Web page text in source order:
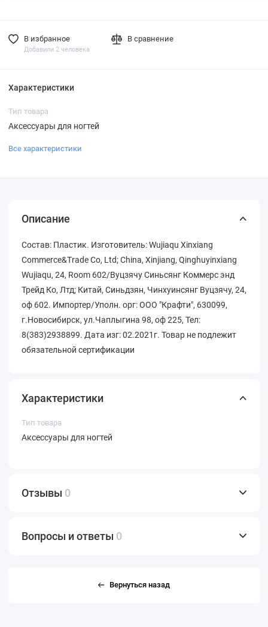
В избранное
Добавили 2 человека
В сравнение
Характеристики
Тип товара
Аксессуары для ногтей
Все характеристики
Описание
Состав: Пластик. Изготовитель: Wujiaqu Xinxiang
Commerce&Trade Co, Ltd; China, Xinjiang, Qinghuyinxiang
Wujiaqu, 24, Room 602/Вуцзячу Синьсянг Коммерс энд
Трейд Ко, Лтд; Китай, Синьдзян, Чинхуинсянг Вуцзячу, 24,
оф 602. Импортер/Уполн. орг: ООО "Крафти", 630099,
г.Новосибирск, ул.Чаплыгина 98, оф 225, Тел:
8(383)2938899. Дата изг: 02.2021г. Товар не подлежит
обязательной сертификации
Характеристики
Тип товара
Аксессуары для ногтей
Отзывы 0
Вопросы и ответы 0
Вернуться назад